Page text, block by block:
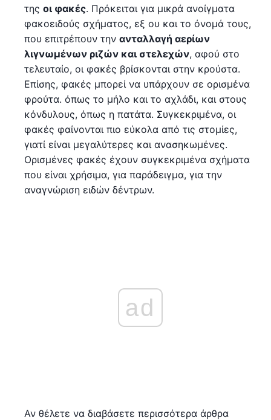
της οι φακές. Πρόκειται για μικρά ανοίγματα
φακοειδούς σχήματος, εξ ου και το όνομά τους,
που επιτρέπουν την ανταλλαγή αερίων
λιγνωμένων ριζών και στελεχών, αφού στο
τελευταίο, οι φακές βρίσκονται στην κρούστα.
Επίσης, φακές μπορεί να υπάρχουν σε ορισμένα
φρούτα. όπως το μήλο και το αχλάδι, και στους
κόνδυλους, όπως η πατάτα. Συγκεκριμένα, οι
φακές φαίνονται πιο εύκολα από τις στομίες,
γιατί είναι μεγαλύτερες και ανασηκωμένες.
Ορισμένες φακές έχουν συγκεκριμένα σχήματα
που είναι χρήσιμα, για παράδειγμα, για την
αναγνώριση ειδών δέντρων.
ad
Αν θέλετε να διαβάσετε περισσότερα άρθρα